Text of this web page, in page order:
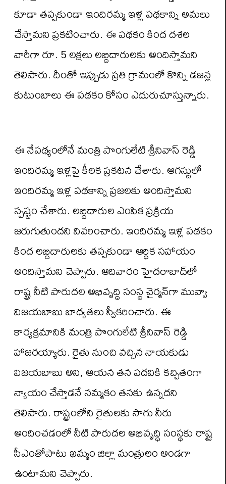
కూడా తప్పకుండా ఇందిరమ్మ ఇళ్ల పథకాన్ని అమలు
చేస్తామని ప్రకటించారు. ఈ పథకం కింద దశల
వారీగా రూ. 5 లక్షలు లబ్దిదారులకు అందిస్తామని
తెలిపారు. దీంతో ఇప్పుడు ప్రతి గ్రామంలో కొన్ని డజన్ల
కుటుంబాలు ఈ పథకం కోసం ఎదురుచూస్తున్నారు.
ఈ నేపథ్యంలోనే మంత్రి పొంగులేటి శ్రీనివాస్ రెడ్డి
ఇందిరమ్మ ఇళ్లపై కీలక ప్రకటన చేశారు. ఆగస్టులో
ఇందిరమ్మ ఇళ్ల పథకాన్ని ప్రజలకు అందిస్తామని
స్పష్టం చేశారు. లబ్దిదారుల ఎంపిక ప్రక్రియ
జరుగుతుందని వివరించారు. ఇందిరమ్మ ఇళ్ల పథకం
కింద లబ్దిదారులకు తప్పకుండా ఆర్థిక సహాయం
అందిస్తామని చెప్పారు. ఆదివారం హైదరాబాద్‌లో
రాష్ట్ర నీటి పారుదల అభివృద్ధి సంస్థ చైర్మన్‌గా మువ్వా
విజయబాబు బాధ్యతలు స్వీకరించారు. ఈ
కార్యక్రమానికి మంత్రి పొంగులేటి శ్రీనివాస్ రెడ్డి
హాజరయ్యారు. రైతు నుంచి వచ్చిన నాయకుడు
విజయబాబు అని, ఆయన తన పదవికి కచ్చితంగా
న్యాయం చేస్తాడనే నమ్మకం తనకు ఉన్నదని
తెలిపారు. రాష్ట్రంలోని రైతులకు సాగు నీరు
అందించడంలో నీటి పారుదల అభివృద్ధి సంస్థకు రాష్ట్ర
సీఎంతోపాటు ఖమ్మం జిల్లా మంత్రులం అండగా
ఉంటామని చెప్పారు.